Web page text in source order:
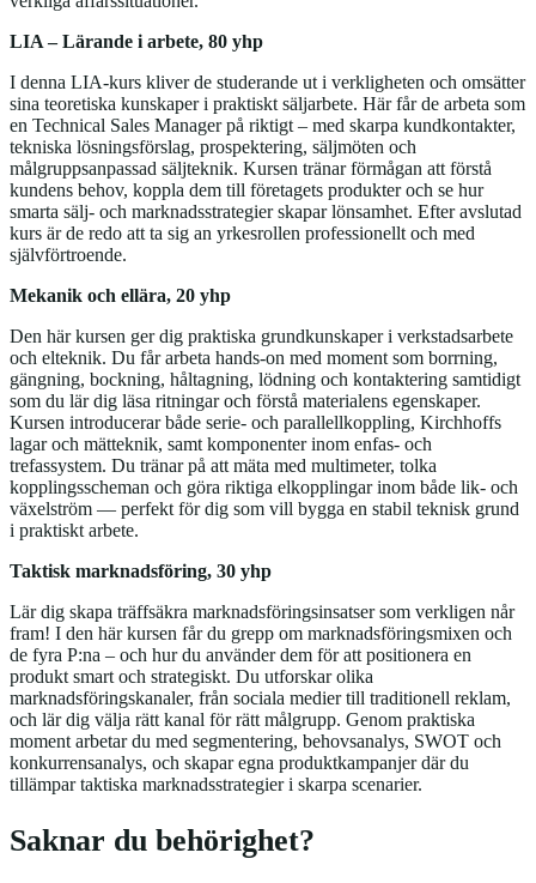
LIA – Lärande i arbete, 80 yhp
I denna LIA‑kurs kliver de studerande ut i verkligheten och omsätter
sina teoretiska kunskaper i praktiskt säljarbete. Här får de arbeta som
en Technical Sales Manager på riktigt – med skarpa kundkontakter,
tekniska lösningsförslag, prospektering, säljmöten och
målgruppsanpassad säljteknik. Kursen tränar förmågan att förstå
kundens behov, koppla dem till företagets produkter och se hur
smarta sälj- och marknadsstrategier skapar lönsamhet. Efter avslutad
kurs är de redo att ta sig an yrkesrollen professionellt och med
självförtroende.
Mekanik och ellära, 20 yhp
Den här kursen ger dig praktiska grundkunskaper i verkstadsarbete
och elteknik. Du får arbeta hands‑on med moment som borrning,
gängning, bockning, håltagning, lödning och kontaktering samtidigt
som du lär dig läsa ritningar och förstå materialens egenskaper.
Kursen introducerar både serie‑ och parallellkoppling, Kirchhoffs
lagar och mätteknik, samt komponenter inom enfas‑ och
trefassystem. Du tränar på att mäta med multimeter, tolka
kopplingsscheman och göra riktiga elkopplingar inom både lik‑ och
växelström — perfekt för dig som vill bygga en stabil teknisk grund
i praktiskt arbete.
Taktisk marknadsföring, 30 yhp
Lär dig skapa träffsäkra marknadsföringsinsatser som verkligen når
fram! I den här kursen får du grepp om marknadsföringsmixen och
de fyra P:na – och hur du använder dem för att positionera en
produkt smart och strategiskt. Du utforskar olika
marknadsföringskanaler, från sociala medier till traditionell reklam,
och lär dig välja rätt kanal för rätt målgrupp. Genom praktiska
moment arbetar du med segmentering, behovsanalys, SWOT och
konkurrensanalys, och skapar egna produktkampanjer där du
tillämpar taktiska marknadsstrategier i skarpa scenarier.
Saknar du behörighet?